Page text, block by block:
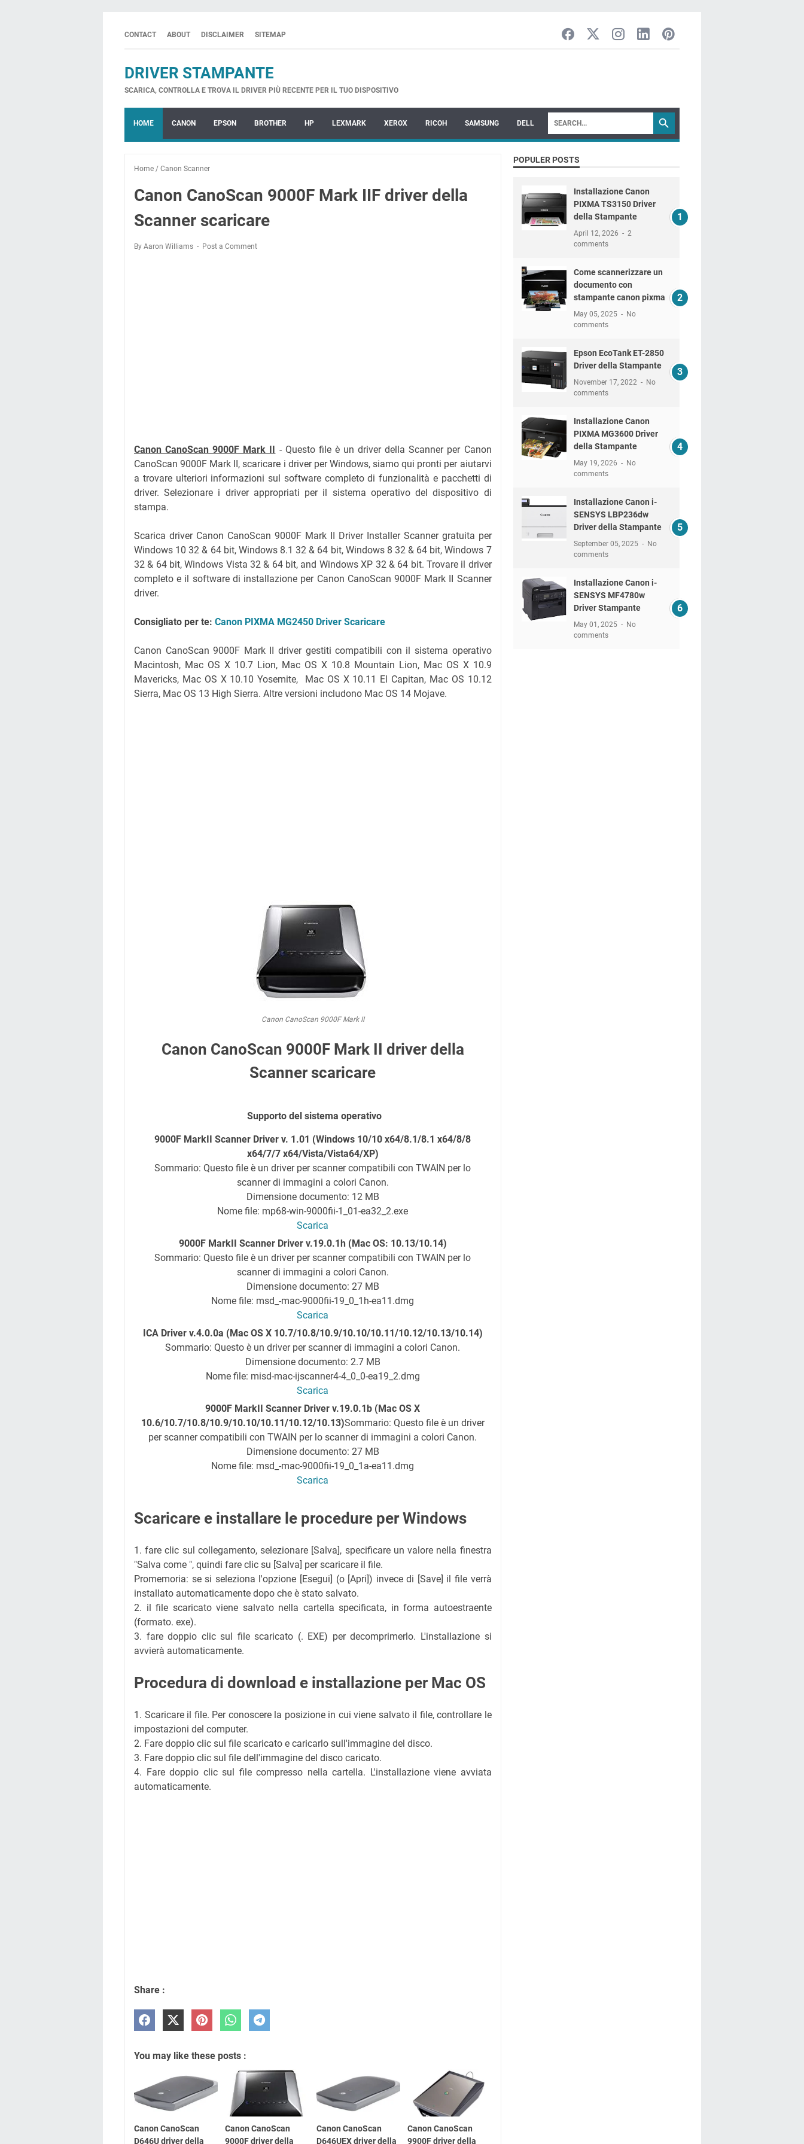
CONTACT ABOUT DISCLAIMER SITEMAP
DRIVER STAMPANTE
SCARICA, CONTROLLA E TROVA IL DRIVER PIÙ RECENTE PER IL TUO DISPOSITIVO
HOME CANON EPSON BROTHER HP LEXMARK XEROX RICOH SAMSUNG DELL
Home / Canon Scanner
Canon CanoScan 9000F Mark IIF driver della
Scanner scaricare
By Aaron Williams Post a Comment
Canon CanoScan 9000F Mark II - Questo file è un driver della Scanner per Canon
CanoScan 9000F Mark II, scaricare i driver per Windows, siamo qui pronti per aiutarvi
a trovare ulteriori informazioni sul software completo di funzionalità e pacchetti di
driver. Selezionare i driver appropriati per il sistema operativo del dispositivo di
stampa.
Scarica driver Canon CanoScan 9000F Mark II Driver Installer Scanner gratuita per
Windows 10 32 & 64 bit, Windows 8.1 32 & 64 bit, Windows 8 32 & 64 bit, Windows 7
32 & 64 bit, Windows Vista 32 & 64 bit, and Windows XP 32 & 64 bit. Trovare il driver
completo e il software di installazione per Canon CanoScan 9000F Mark II Scanner
driver.
Consigliato per te: Canon PIXMA MG2450 Driver Scaricare
Canon CanoScan 9000F Mark II driver gestiti compatibili con il sistema operativo
Macintosh, Mac OS X 10.7 Lion, Mac OS X 10.8 Mountain Lion, Mac OS X 10.9
Mavericks, Mac OS X 10.10 Yosemite, Mac OS X 10.11 El Capitan, Mac OS 10.12
Sierra, Mac OS 13 High Sierra. Altre versioni includono Mac OS 14 Mojave.
Canon CanoScan 9000F Mark II
Canon CanoScan 9000F Mark II driver della
Scanner scaricare
Supporto del sistema operativo
9000F MarkII Scanner Driver v. 1.01 (Windows 10/10 x64/8.1/8.1 x64/8/8
x64/7/7 x64/Vista/Vista64/XP)
Sommario: Questo file è un driver per scanner compatibili con TWAIN per lo
scanner di immagini a colori Canon.
Dimensione documento: 12 MB
Nome file: mp68-win-9000fii-1_01-ea32_2.exe
Scarica
9000F MarkII Scanner Driver v.19.0.1h (Mac OS: 10.13/10.14)
Sommario: Questo file è un driver per scanner compatibili con TWAIN per lo
scanner di immagini a colori Canon.
Dimensione documento: 27 MB
Nome file: msd_-mac-9000fii-19_0_1h-ea11.dmg
Scarica
ICA Driver v.4.0.0a (Mac OS X 10.7/10.8/10.9/10.10/10.11/10.12/10.13/10.14)
Sommario: Questo è un driver per scanner di immagini a colori Canon.
Dimensione documento: 2.7 MB
Nome file: misd-mac-ijscanner4-4_0_0-ea19_2.dmg
Scarica
9000F MarkII Scanner Driver v.19.0.1b (Mac OS X
10.6/10.7/10.8/10.9/10.10/10.11/10.12/10.13)Sommario: Questo file è un driver
per scanner compatibili con TWAIN per lo scanner di immagini a colori Canon.
Dimensione documento: 27 MB
Nome file: msd_-mac-9000fii-19_0_1a-ea11.dmg
Scarica
Scaricare e installare le procedure per Windows
1. fare clic sul collegamento, selezionare [Salva], specificare un valore nella finestra
"Salva come ", quindi fare clic su [Salva] per scaricare il file.
Promemoria: se si seleziona l'opzione [Esegui] (o [Apri]) invece di [Save] il file verrà
installato automaticamente dopo che è stato salvato.
2. il file scaricato viene salvato nella cartella specificata, in forma autoestraente
(formato. exe).
3. fare doppio clic sul file scaricato (. EXE) per decomprimerlo. L'installazione si
avvierà automaticamente.
Procedura di download e installazione per Mac OS
1. Scaricare il file. Per conoscere la posizione in cui viene salvato il file, controllare le
impostazioni del computer.
2. Fare doppio clic sul file scaricato e caricarlo sull'immagine del disco.
3. Fare doppio clic sul file dell'immagine del disco caricato.
4. Fare doppio clic sul file compresso nella cartella. L'installazione viene avviata
automaticamente.
Share :
You may like these posts :
Canon CanoScan
D646U driver della
Canon CanoScan
9000F driver della
Canon CanoScan
D646UEX driver della
Canon CanoScan
9900F driver della
POPULER POSTS
Installazione Canon
PIXMA TS3150 Driver
della Stampante
April 12, 2026
2
comments
Come scannerizzare un
documento con
stampante canon pixma
May 05, 2025
No
comments
Epson EcoTank ET-2850
Driver della Stampante
November 17, 2022
No
comments
Installazione Canon
PIXMA MG3600 Driver
della Stampante
May 19, 2026
No
comments
Installazione Canon i-
SENSYS LBP236dw
Driver della Stampante
September 05, 2025
No
comments
Installazione Canon i-
SENSYS MF4780w
Driver Stampante
May 01, 2025
No
comments